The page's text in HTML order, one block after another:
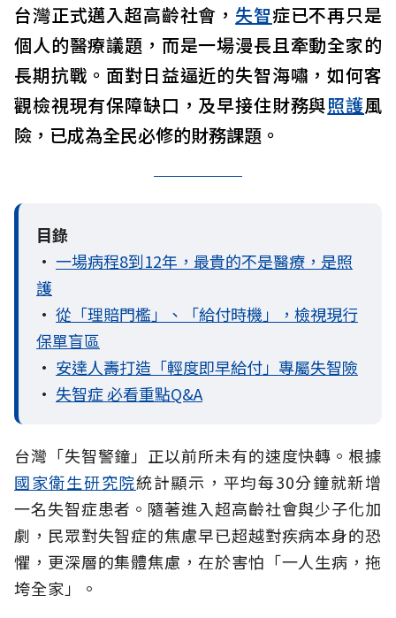
台灣正式邁入超高齡社會， 失智症已不再只是
個人的醫療議題，而是一場漫長且牽動全家的
長期抗戰。面對日益逼近的失智海嘯，如何客
觀檢視現有保障缺口，及早接住財務與照護風
險，已成為全民必修的財務課題。
目錄
• 一場病程8到12年，最貴的不是醫療，是照
護
• 從「理賠門檻」、「給付時機」，檢視現行
保單盲區
• 安達人壽打造「輕度即早給付」專屬失智險
• 失智症 必看重點Q&A
台灣「失智警鐘」正以前所未有的速度快轉。根據
國家衛生研究院統計顯示，平均每30分鐘就新增
一名失智症患者。隨著進入超高齡社會與少子化加
劇，民眾對失智症的焦慮早已超越對疾病本身的恐
懼，更深層的集體焦慮，在於害怕「一人生病，拖
垮全家」。